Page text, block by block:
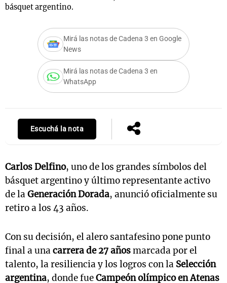
básquet argentino.
Mirá las notas de Cadena 3 en Google
News
Mirá las notas de Cadena 3 en
WhatsApp
Escuchá la nota
Carlos Delfino, uno de los grandes símbolos del
básquet argentino y último representante activo
de laGeneración Dorada, anunció oficialmente su
retiro a los 43 años.
Con su decisión, el alero santafesino pone punto
final a unacarrera de 27 añosmarcada por el
talento, la resiliencia y los logros con la Selección
argentina, donde fueCampeón olímpico en Atenas